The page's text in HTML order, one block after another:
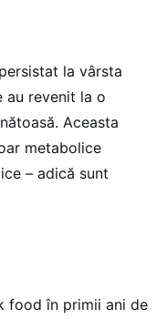
la vârsta
au revenit la o
Aceasta
metabolice
– adică sunt
food în primii ani de